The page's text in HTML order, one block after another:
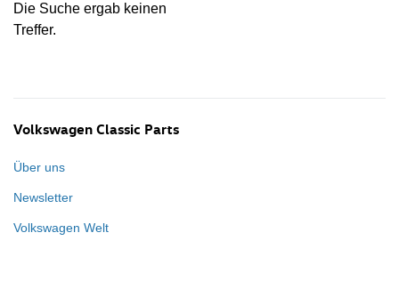
Die Suche ergab keinen
Treffer.
Volkswagen Classic Parts
Über uns
Newsletter
Volkswagen Welt